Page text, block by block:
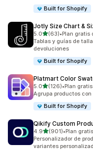
Built for Shopify
Jotly Size Chart &
5.0de 5 estrellas
(63)
63 reseñas en total
•Plan gratis
Tablas y guías de
devoluciones
Built for Shopify
Platmart Color
5.0de 5 estrellas
(126)
126 reseñas en total
•Plan
Agrupa productos
Built for Shopify
Qikify Custom
4.9de 5 estrellas
(901)
901 reseñas en total
•Plan
Personalizador de
variantes